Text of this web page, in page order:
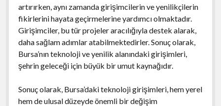
artırırken, aynı zamanda girişimcilerin ve yenilikçilerin
fikirlerini hayata geçirmelerine yardımcı olmaktadır.
Girişimciler, bu tür projeler aracılığıyla destek alarak,
daha sağlam adımlar atabilmektedirler. Sonuç olarak,
Bursa’nın teknoloji ve yenilik alanındaki girişimleri,
şehrin geleceği için büyük bir umut kaynağıdır.
Sonuç olarak, Bursa’daki teknoloji girişimleri, hem yerel
hem de ulusal düzeyde önemli bir değişim